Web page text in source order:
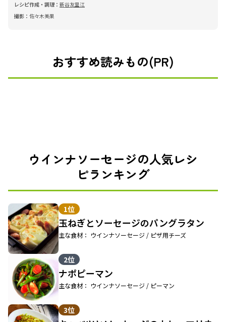
レシピ作成・調理： 新谷友里江
撮影： 佐々木美果
おすすめ読みもの(PR)
ウインナソーセージの人気レシ
ピランキング
1位
玉ねぎとソーセージのパングラタン
主な食材： ウインナソーセージ / ピザ用チーズ
2位
ナポピーマン
主な食材： ウインナソーセージ / ピーマン
3位